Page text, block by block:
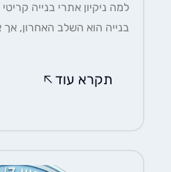
למה ניקיון אתרי בנייה קריטי לכל
בנייה הוא השלב האחרון, אך אחד....
תקרא עוד